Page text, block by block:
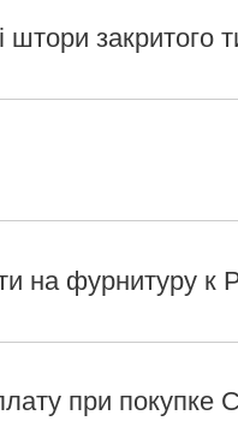
закритого
на фурнитуру к
при покупке